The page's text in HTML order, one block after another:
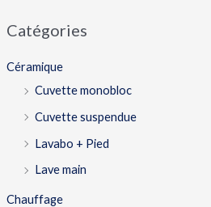
Catégories
Céramique
Cuvette monobloc
Cuvette suspendue
Lavabo + Pied
Lave main
Chauffage